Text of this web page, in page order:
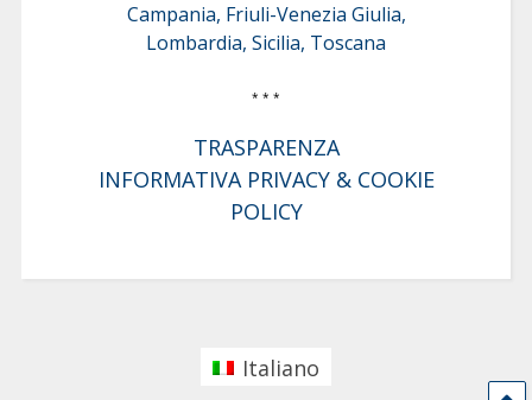
Campania, Friuli-Venezia Giulia,
Lombardia, Sicilia, Toscana
* * *
TRASPARENZA
INFORMATIVA PRIVACY & COOKIE
POLICY
Italiano